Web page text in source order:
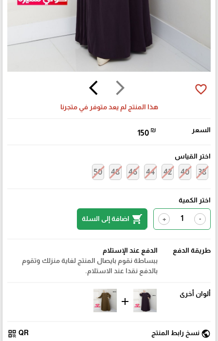
arrow_forward_ios
arrow_back_ios favorite_border
هذا المنتج لم يعد متوفر في متجرنا
السعر 150 ₪
اختر القياس
38
40
42
44
46
48
50
اختر الكمية
-
+
shopping_cart اضافة إلى السلة
طريقة الدفع
الدفع عند الإستلام
ببساطة نقوم بايصال المنتج لغاية منزلك وتقوم
بالدفع نقدا عند الاستلام.
ألوان أخرى
add
public نسخ رابط المنتج QR
qr_code